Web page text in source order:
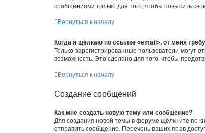
сообщениями только для того, чтобы повысить
Вернуться к началу
Когда я щёлкаю по ссылке «email», от меня
Только зарегистрированные пользователи могут
возможность. Это сделано для того, чтобы
Вернуться к началу
Создание сообщений
Как мне создать новую тему или сообщение?
Для создания новой темы в форуме щёлкните по
отправить сообщение. Перечень ваших прав